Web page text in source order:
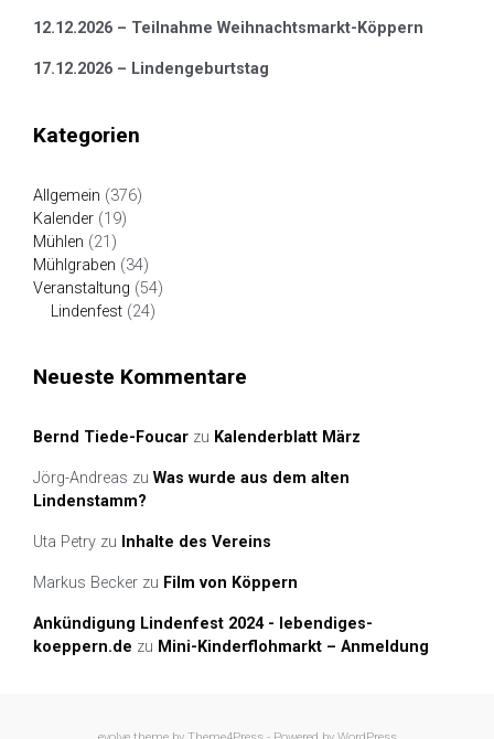
12.12.2026 – Teilnahme Weihnachtsmarkt-Köppern
17.12.2026 – Lindengeburtstag
Kategorien
Allgemein (376)
Kalender (19)
Mühlen (21)
Mühlgraben (34)
Veranstaltung (54)
Lindenfest (24)
Neueste Kommentare
Bernd Tiede-Foucar zu Kalenderblatt März
Jörg-Andreas zu Was wurde aus dem alten
Lindenstamm?
Uta Petry zu Inhalte des Vereins
Markus Becker zu Film von Köppern
Ankündigung Lindenfest 2024 - lebendiges-
koeppern.de zu Mini-Kinderflohmarkt – Anmeldung